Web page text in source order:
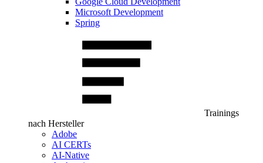
Microsoft Development
Spring
Trainings
nach Hersteller
Adobe
AI CERTs
AI-Native